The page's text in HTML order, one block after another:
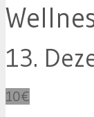
13.
10€